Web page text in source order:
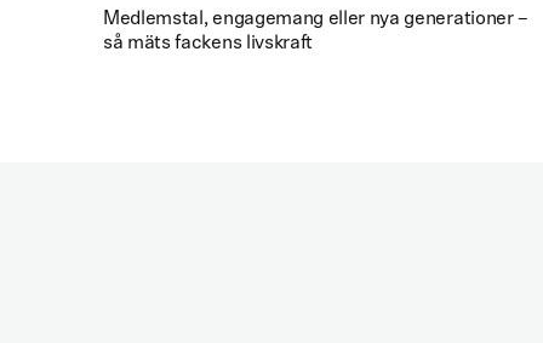
Medlemstal, engagemang eller nya generationer –
så mäts fackens livskraft